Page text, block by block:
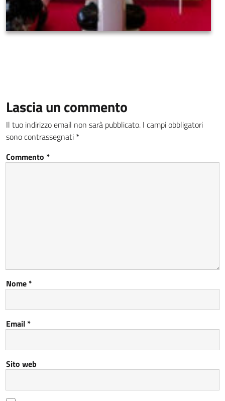
Lascia un commento
Il tuo indirizzo email non sarà pubblicato. I campi obbligatori
sono contrassegnati *
Commento *
Nome*
Email*
Sito web